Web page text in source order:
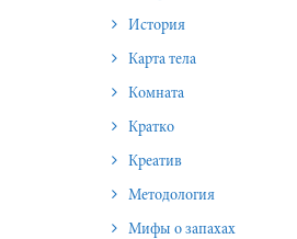
История
Карта тела
Комната
Кратко
Креатив
Методология
Мифы о запахах